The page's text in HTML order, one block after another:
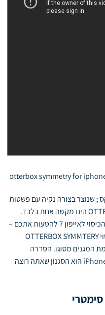
אוטרבוקס ; שנוצר בצורה נקיה עם פשטות
בהתקנה שהכיסוי OTTERBOX SYMMTERY הינו מקשה אחת בלבד.
אבל אל תתנו לפשטות האלגנטית של הכיסוי לאייפון 7 להטעות אתכם –
הכיסוי עשוי מדו-חומר אשר גורם לכיסוי OTTERBOX SYMMTERY
המגנים מסוגו. הסדרה
של OTTERBOX SYMMTERY עבור iPhone 7 הוא הסגנון שאתה רוצה